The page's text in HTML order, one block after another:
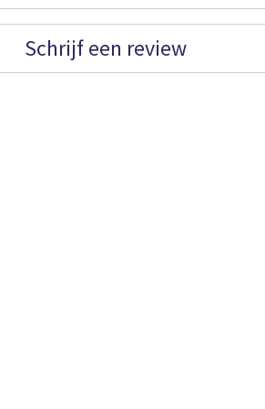
Schrijf een review